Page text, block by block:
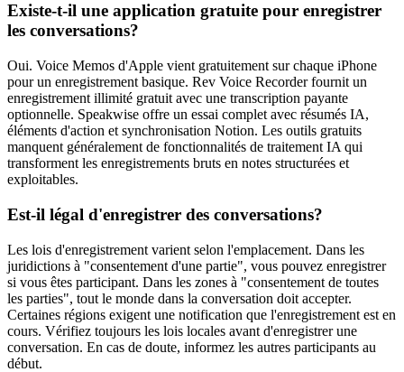
Existe-t-il une application gratuite pour enregistrer
les conversations?
Oui. Voice Memos d'Apple vient gratuitement sur chaque iPhone
pour un enregistrement basique. Rev Voice Recorder fournit un
enregistrement illimité gratuit avec une transcription payante
optionnelle. Speakwise offre un essai complet avec résumés IA,
éléments d'action et synchronisation Notion. Les outils gratuits
manquent généralement de fonctionnalités de traitement IA qui
transforment les enregistrements bruts en notes structurées et
exploitables.
Est-il légal d'enregistrer des conversations?
Les lois d'enregistrement varient selon l'emplacement. Dans les
juridictions à "consentement d'une partie", vous pouvez enregistrer
si vous êtes participant. Dans les zones à "consentement de toutes
les parties", tout le monde dans la conversation doit accepter.
Certaines régions exigent une notification que l'enregistrement est en
cours. Vérifiez toujours les lois locales avant d'enregistrer une
conversation. En cas de doute, informez les autres participants au
début.